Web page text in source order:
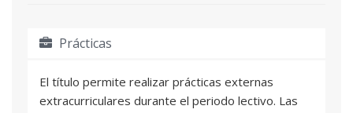
Prácticas
El título permite realizar prácticas externas
extracurriculares durante el periodo lectivo. Las